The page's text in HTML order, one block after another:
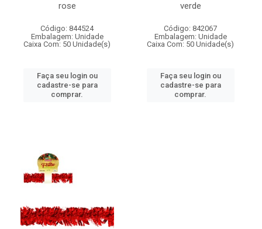
rose
Código: 844524
Embalagem: Unidade
Caixa Com: 50 Unidade(s)
Faça seu login ou
cadastre-se para
comprar.
verde
Código: 842067
Embalagem: Unidade
Caixa Com: 50 Unidade(s)
Faça seu login ou
cadastre-se para
comprar.